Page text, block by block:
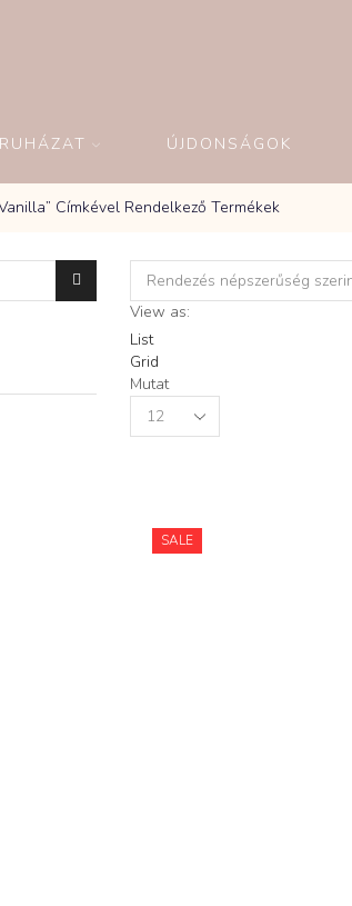
RUHÁZAT ÚJDONSÁGOK
Vanilla” Címkével Rendelkező Termékek
View as:
List
Grid
Mutat
Products
per
SALE